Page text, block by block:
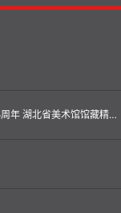
展讯 | 荆楚艺萃 百年华章——庆祝中国共产党成立105周年 湖北省美术馆馆藏精品汇展